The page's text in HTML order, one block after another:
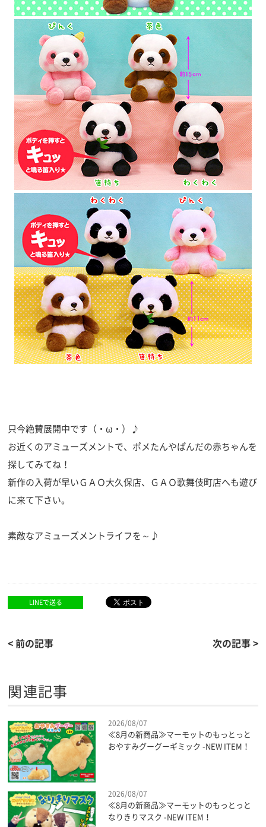
只今絶賛展開中です（・ω・）♪
お近くのアミューズメントで、ポメたんやぱんだの赤ちゃんを
探してみてね！
新作の入荷が早いＧＡＯ大久保店、ＧＡＯ歌舞伎町店へも遊び
に来て下さい。
素敵なアミューズメントライフを～♪
LINEで送る
< 前の記事 次の記事 >
関連記事
2026/08/07
≪8月の新商品≫マーモットのもっとっと
おやすみグーグーギミック -NEW ITEM！
2026/08/07
≪8月の新商品≫マーモットのもっとっと
なりきりマスク -NEW ITEM！